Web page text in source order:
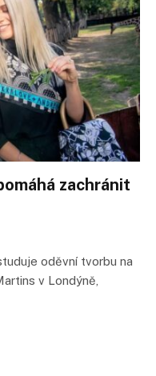
zachránit
oděvní tvorbu na
v Londýně,